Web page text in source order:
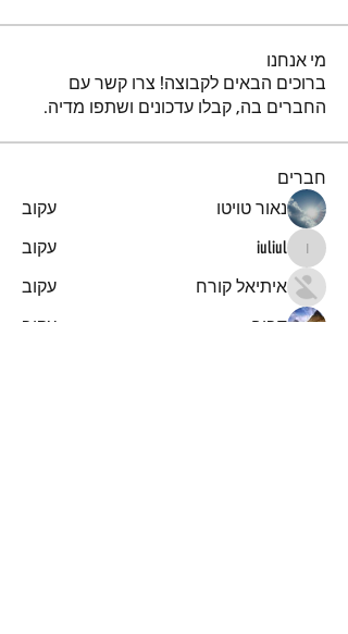
מי אנחנו
ברוכים הבאים לקבוצה! צרו קשר עם
החברים בה, קבלו עדכונים ושתפו מדיה.
חברים
נאור טויטו
עקוב
iuliul
iuliul
עקוב
איתיאל קורח
עקוב
דביר
עקוב